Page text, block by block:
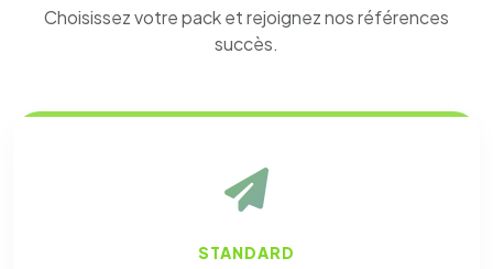
Choisissez votre pack et rejoignez nos références
succès.
STANDARD